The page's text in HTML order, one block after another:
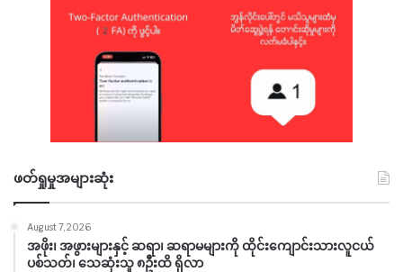
ဖတ်ရှုမှုအများဆုံး
August 7, 2026
အဖိုး၊ အဖွားများနှင့် ဆရာ၊ ဆရာမများကို ထိုင်းကျောင်းသားလူငယ်
ပစ်သတ်၊ သေဆုံးသူ ၈ဦးထိ ရှိလာ